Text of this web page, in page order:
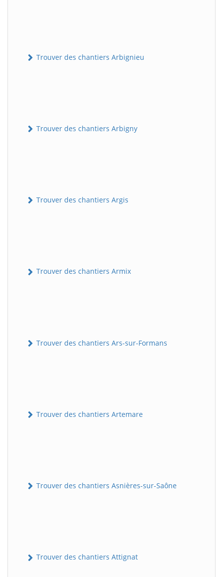
Trouver des chantiers Arbignieu
Trouver des chantiers Arbigny
Trouver des chantiers Argis
Trouver des chantiers Armix
Trouver des chantiers Ars-sur-Formans
Trouver des chantiers Artemare
Trouver des chantiers Asnières-sur-Saône
Trouver des chantiers Attignat